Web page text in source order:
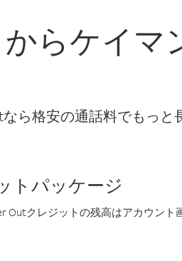
らケイマ
なら格安の通話料でもっ
トパッケージ
Outクレジットの残高はアカウン